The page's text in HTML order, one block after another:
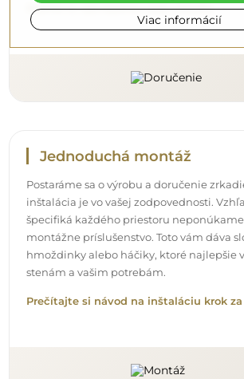
Pozrite si, ako balíme naše zrkadlá.
Jednoduchá montáž
Postaráme sa o výrobu a doručenie
inštalácia je vo vašej zodpovednosti.
špecifiká každého priestoru
montážne príslušenstvo. Toto vám dáva
hmoždinky alebo háčiky, ktoré najlepšie
stenám a vašim potrebám.
Prečítajte si návod na inštaláciu krok
Viac informácií